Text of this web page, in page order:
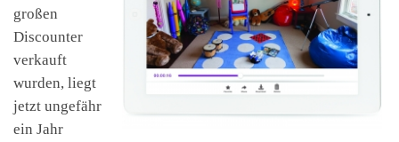
großen
Discounter
verkauft
wurden, liegt
jetzt ungefähr
ein Jahr